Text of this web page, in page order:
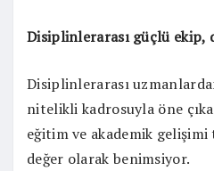
Disiplinlerarası güçlü ekip,
Disiplinlerarası
nitelikli kadrosuyla öne
eğitim ve akademik
değer olarak benimsiyor.